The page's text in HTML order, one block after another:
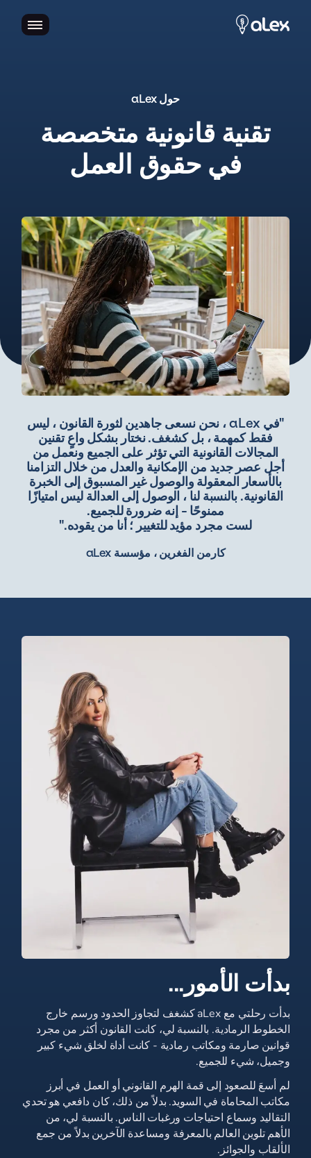
حول aLex
تقنية قانونية متخصصة
في حقوق العمل
"في aLex ، نحن نسعى جاهدين لثورة القانون ، ليس
فقط كمهمة ، بل كشغف. نختار بشكل واعٍ تقنين
المجالات القانونية التي تؤثر على الجميع ونعمل من
أجل عصر جديد من الإمكانية والعدل من خلال التزامنا
بالأسعار المعقولة والوصول غير المسبوق إلى الخبرة
القانونية. بالنسبة لنا ، الوصول إلى العدالة ليس امتيازًا
ممنوحًا - إنه ضرورة للجميع.
لست مجرد مؤيد للتغيير ؛ أنا من يقوده."
كارمن الفغرين ، مؤسسة aLex
بدأت الأمور...
بدأت رحلتي مع aLex كشغف لتجاوز الحدود ورسم خارج
الخطوط الرمادية. بالنسبة لي، كانت القانون أكثر من مجرد
قوانين صارمة ومكاتب رمادية - كانت أداة لخلق شيء كبير
وجميل، شيء للجميع.
لم أسعَ للصعود إلى قمة الهرم القانوني أو العمل في أبرز
مكاتب المحاماة في السويد. بدلاً من ذلك، كان دافعي هو تحدي
التقاليد وسماع احتياجات ورغبات الناس. بالنسبة لي، من
الأهم تلوين العالم بالمعرفة ومساعدة الآخرين بدلاً من جمع
الألقاب والجوائز.